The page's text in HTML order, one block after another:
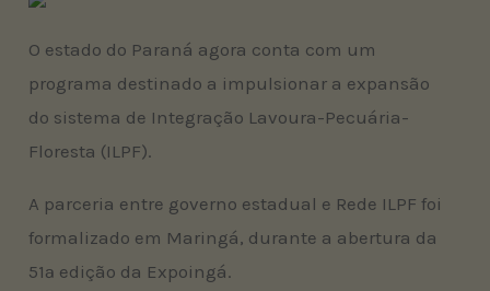
O estado do Paraná agora conta com um
programa destinado a impulsionar a expansão
do sistema de Integração Lavoura-Pecuária-
Floresta (ILPF).
A parceria entre governo estadual e Rede ILPF foi
formalizado em Maringá, durante a abertura da
51ª edição da Expoingá.